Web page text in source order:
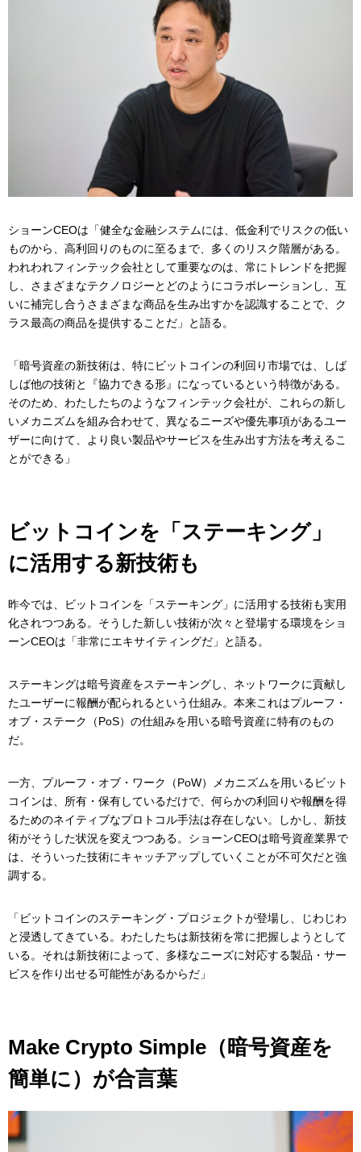
ショーンCEOは「健全な金融システムには、低金利でリスクの低い
ものから、高利回りのものに至るまで、多くのリスク階層がある。
われわれフィンテック会社として重要なのは、常にトレンドを把握
し、さまざまなテクノロジーとどのようにコラボレーションし、互
いに補完し合うさまざまな商品を生み出すかを認識することで、ク
ラス最高の商品を提供することだ」と語る。
「暗号資産の新技術は、特にビットコインの利回り市場では、しば
しば他の技術と『協力できる形』になっているという特徴がある。
そのため、わたしたちのようなフィンテック会社が、これらの新し
いメカニズムを組み合わせて、異なるニーズや優先事項があるユー
ザーに向けて、より良い製品やサービスを生み出す方法を考えるこ
とができる」
ビットコインを「ステーキング」
に活用する新技術も
昨今では、ビットコインを「ステーキング」に活用する技術も実用
化されつつある。そうした新しい技術が次々と登場する環境をショ
ーンCEOは「非常にエキサイティングだ」と語る。
ステーキングは暗号資産をステーキングし、ネットワークに貢献し
たユーザーに報酬が配られるという仕組み。本来これはプルーフ・
オブ・ステーク（PoS）の仕組みを用いる暗号資産に特有のもの
だ。
一方、プルーフ・オブ・ワーク（PoW）メカニズムを用いるビット
コインは、所有・保有しているだけで、何らかの利回りや報酬を得
るためのネイティブなプロトコル手法は存在しない。しかし、新技
術がそうした状況を変えつつある。ショーンCEOは暗号資産業界で
は、そういった技術にキャッチアップしていくことが不可欠だと強
調する。
「ビットコインのステーキング・プロジェクトが登場し、じわじわ
と浸透してきている。わたしたちは新技術を常に把握しようとして
いる。それは新技術によって、多様なニーズに対応する製品・サー
ビスを作り出せる可能性があるからだ」
Make Crypto Simple（暗号資産を
簡単に）が合言葉